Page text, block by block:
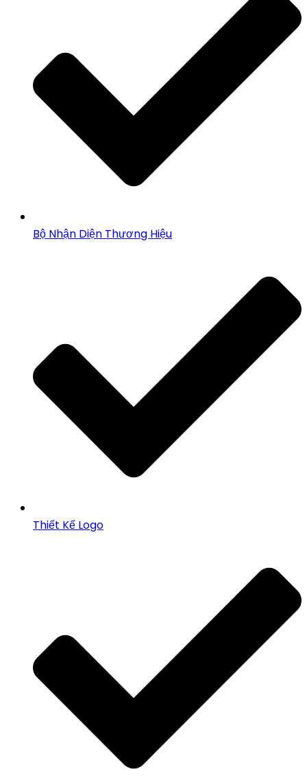
Bộ Nhận Diện Thương Hiệu
Thiết Kế Logo